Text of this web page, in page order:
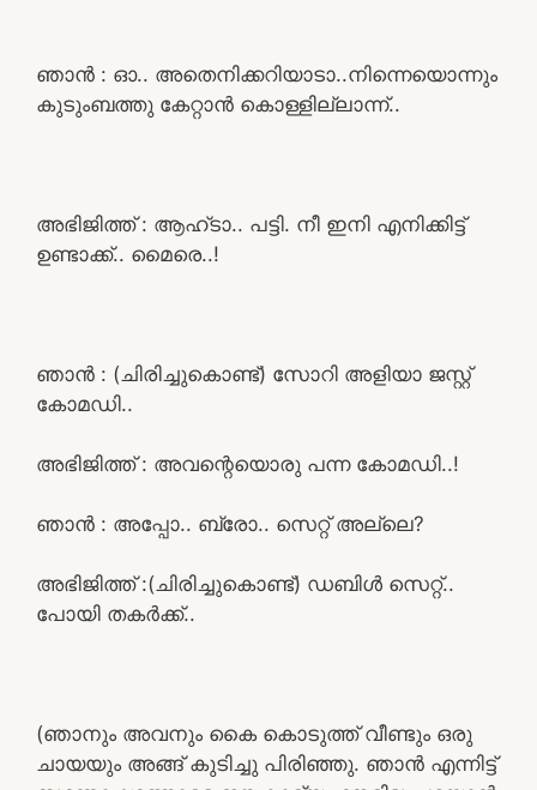
ഞാൻ : ഓ.. അതെനിക്കറിയാടാ..നിന്നെയൊന്നും
കുടുംബത്തു കേറ്റാൻ കൊള്ളില്ലാന്ന്..
അഭിജിത്ത് : ആഹ്ടാ.. പട്ടി. നീ ഇനി എനിക്കിട്ട്
ഉണ്ടാക്ക്.. മൈരെ..!
ഞാൻ : (ചിരിച്ചുകൊണ്ട്) സോറി അളിയാ ജസ്റ്റ്‌
കോമഡി..
അഭിജിത്ത് : അവന്റെയൊരു പന്ന കോമഡി..!
ഞാൻ : അപ്പോ.. ബ്രോ.. സെറ്റ് അല്ലെ?
അഭിജിത്ത് :(ചിരിച്ചുകൊണ്ട്) ഡബിൾ സെറ്റ്..
പോയി തകർക്ക്..
(ഞാനും അവനും കൈ കൊടുത്ത് വീണ്ടും ഒരു
ചായയും അങ്ങ് കുടിച്ചു പിരിഞ്ഞു. ഞാൻ എന്നിട്ട്